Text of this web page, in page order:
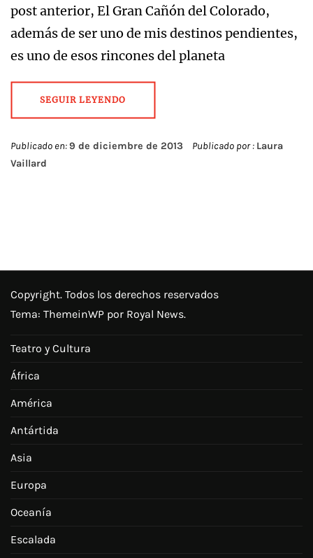
post anterior, El Gran Cañón del Colorado,
además de ser uno de mis destinos pendientes,
es uno de esos rincones del planeta
SEGUIR LEYENDO
Publicado en:9 de diciembre de 2013 Publicado por : Laura
Vaillard
Copyright. Todos los derechos reservados
Tema: ThemeinWP por Royal News.
Teatro y Cultura
África
América
Antártida
Asia
Europa
Oceanía
Escalada